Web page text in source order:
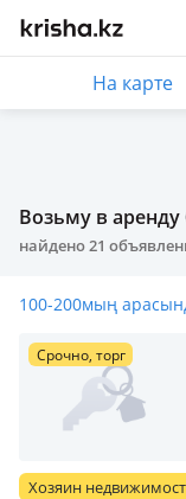
На карте
Возьму в аренду
найдено21
100-200мың
Срочно, торг
Хозяин